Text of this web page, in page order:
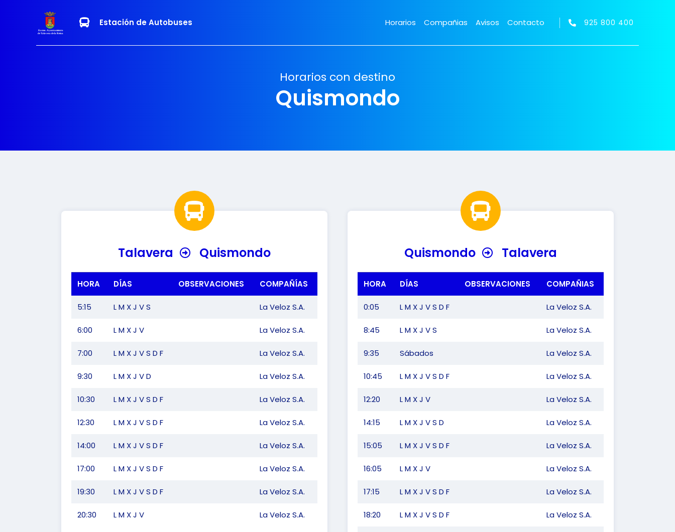
Excmo. Ayuntamiento
de Talavera de la Reina
Estación de Autobuses Horarios Compañias Avisos Contacto 925 800 400
Horarios con destino
Quismondo
Talavera Quismondo
HORA DÍAS OBSERVACIONES COMPAÑÍAS
5:15 L M X J V S La Veloz S.A.
6:00 L M X J V La Veloz S.A.
7:00 L M X J V S D F La Veloz S.A.
9:30 L M X J V D La Veloz S.A.
10:30 L M X J V S D F La Veloz S.A.
12:30 L M X J V S D F La Veloz S.A.
14:00 L M X J V S D F La Veloz S.A.
17:00 L M X J V S D F La Veloz S.A.
19:30 L M X J V S D F La Veloz S.A.
20:30 L M X J V La Veloz S.A.
Quismondo Talavera
HORA DÍAS OBSERVACIONES COMPAÑIAS
0:05 L M X J V S D F La Veloz S.A.
8:45 L M X J V S La Veloz S.A.
9:35 Sábados La Veloz S.A.
10:45 L M X J V S D F La Veloz S.A.
12:20 L M X J V La Veloz S.A.
14:15 L M X J V S D La Veloz S.A.
15:05 L M X J V S D F La Veloz S.A.
16:05 L M X J V La Veloz S.A.
17:15 L M X J V S D F La Veloz S.A.
18:20 L M X J V S D F La Veloz S.A.